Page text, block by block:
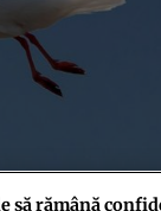
să rămână